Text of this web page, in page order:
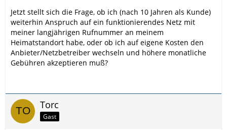
Jetzt stellt sich die Frage, ob ich (nach 10 Jahren als Kunde)
weiterhin Anspruch auf ein funktionierendes Netz mit
meiner langjährigen Rufnummer an meinem
Heimatstandort habe, oder ob ich auf eigene Kosten den
Anbieter/Netzbetreiber wechseln und höhere monatliche
Gebühren akzeptieren muß?
Torc
Gast